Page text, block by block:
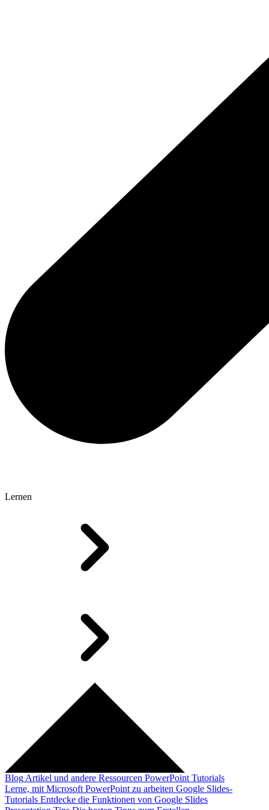
Lernen
Blog Artikel und andere Ressourcen PowerPoint Tutorials
Lerne, mit Microsoft PowerPoint zu arbeiten Google Slides-
Tutorials Entdecke die Funktionen von Google Slides